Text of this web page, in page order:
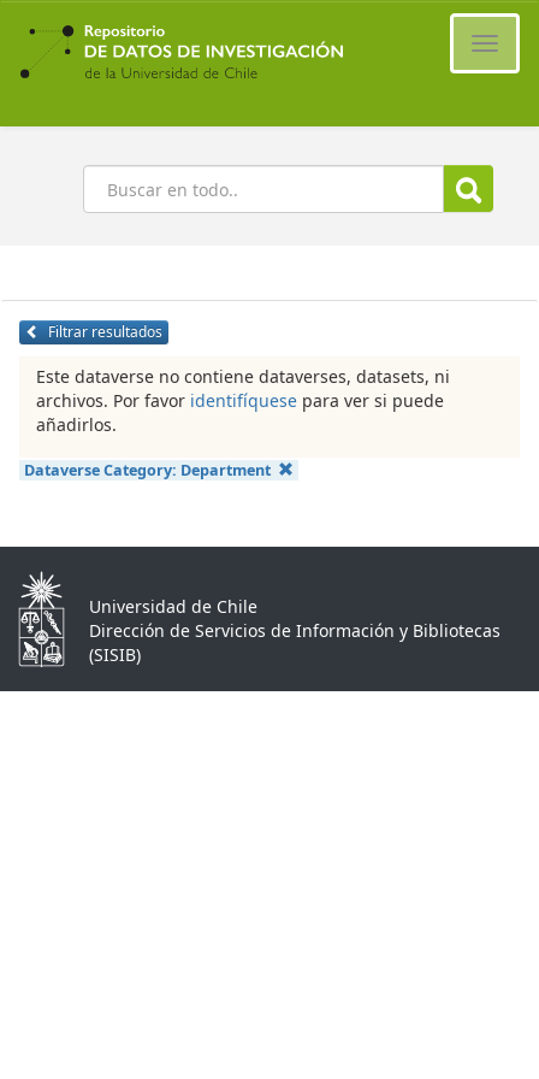
Ir
contenido
principal
Buscar
Filtrar resultados
Este dataverse no contiene dataverses, datasets, ni
archivos. Por favor identifíquese para ver si puede
añadirlos.
Dataverse Category: Department
Universidad de Chile
Dirección de Servicios de Información y Bibliotecas
(SISIB)